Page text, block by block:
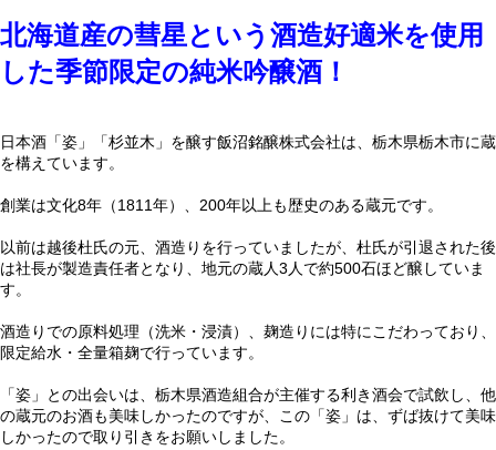
北海道産の彗星という酒造好適米を使用
した季節限定の純米吟醸酒！
日本酒「姿」「杉並木」を醸す飯沼銘醸株式会社は、栃木県栃木市に蔵
を構えています。
創業は文化8年（1811年）、200年以上も歴史のある蔵元です。
以前は越後杜氏の元、酒造りを行っていましたが、杜氏が引退された後
は社長が製造責任者となり、地元の蔵人3人で約500石ほど醸していま
す。
酒造りでの原料処理（洗米・浸漬）、麹造りには特にこだわっており、
限定給水・全量箱麹で行っています。
「姿」との出会いは、栃木県酒造組合が主催する利き酒会で試飲し、他
の蔵元のお酒も美味しかったのですが、この「姿」は、ずば抜けて美味
しかったので取り引きをお願いしました。